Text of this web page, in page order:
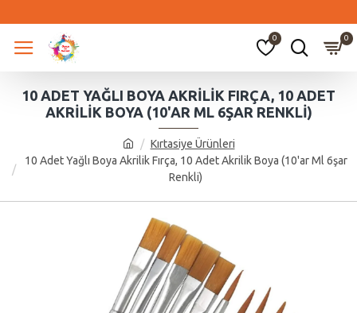
0 0
Kırtasiye Ürünleri
10 Adet Yağlı Boya Akrilik Fırça, 10 Adet Akrilik Boya (10'ar Ml 6şar
Renkli)
10 ADET YAĞLI BOYA AKRILIK FIRÇA, 10 ADET
AKRILIK BOYA (10'AR ML 6ŞAR RENKLI)